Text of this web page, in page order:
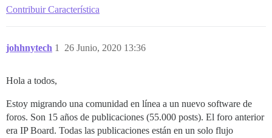
Contribuir Característica
johhnytech 26 Junio, 2020 13:36
1
Hola a todos,
Estoy migrando una comunidad en línea a un nuevo software de
foros. Son 15 años de publicaciones (55.000 posts). El foro anterior
era IP Board. Todas las publicaciones están en un solo flujo